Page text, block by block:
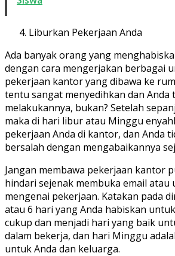
Liburkan Pekerjaan Anda
Ada banyak orang yang
dengan cara mengerjakan berbagai
pekerjaan kantor yang dibawa ke
tentu sangat menyedihkan dan Anda
melakukannya, bukan? Setelah
maka di hari libur atau Minggu
pekerjaan Anda di kantor, dan Anda
bersalah dengan mengabaikannya
Jangan membawa pekerjaan kantor
hindari sejenak membuka email atau
mengenai pekerjaan. Katakan pada
atau 6 hari yang Anda habiskan
cukup dan menjadi hari yang baik
dalam bekerja, dan hari Minggu
untuk Anda dan keluarga.